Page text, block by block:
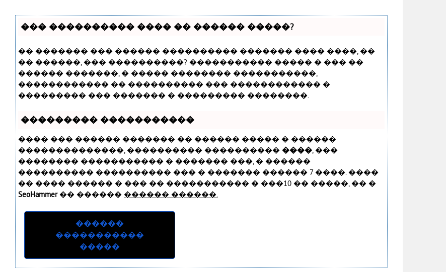
��� ���������� ���� �� ������ �����?
�� ������� ��� ������ ���������� ������� ���� ����, ��
�� ������, ��� ����������? ����������� ����� � ��� ��
������ �������, � ����� �������� �����������,
������������ �� ���������� ��� ������������ �
��������� ��� ������� � ��������� ��������.
��������� �����������
���� ��� ������ ������� �� ������ ����� � ������
��������������, ���������� ���������� ����, ���
�������� ����������� � ������� ���, � ������
���������� ���������� ��� � ������� ������ 7 ����. ����
�� ���� ������ � ��� �� ����������� � ���10 �� �����, �� �
SeoHammer�� ������ ������ ������.
������
�����������
�����